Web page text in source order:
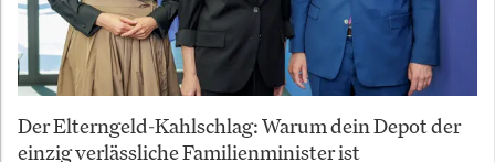
Der Elterngeld-Kahlschlag: Warum dein Depot der
einzig verlässliche Familienminister ist